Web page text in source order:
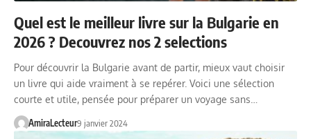
Quel est le meilleur livre sur la Bulgarie en
2026 ? Decouvrez nos 2 selections
Pour découvrir la Bulgarie avant de partir, mieux vaut choisir
un livre qui aide vraiment à se repérer. Voici une sélection
courte et utile, pensée pour préparer un voyage sans…
AmiraLecteur9 janvier 2024